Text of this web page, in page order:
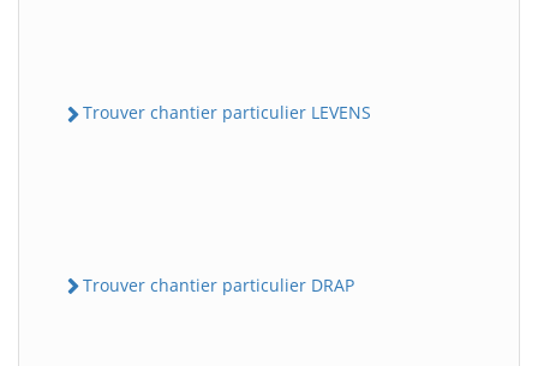
Trouver chantier particulier LEVENS
Trouver chantier particulier DRAP